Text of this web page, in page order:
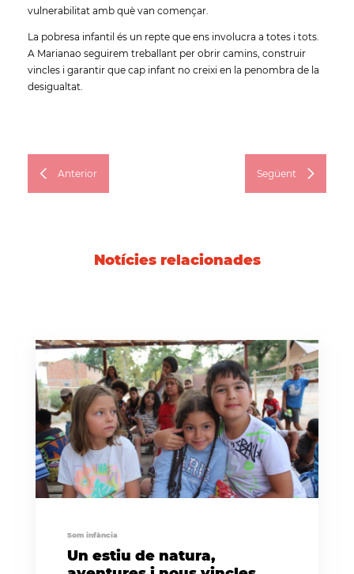
vulnerabilitat amb què van començar.
La pobresa infantil és un repte que ens involucra a totes i tots.
A Marianao seguirem treballant per obrir camins, construir
vincles i garantir que cap infant no creixi en la penombra de la
desigualtat.
Anterior Següent
Notícies relacionades
Som infància
Un estiu de natura,